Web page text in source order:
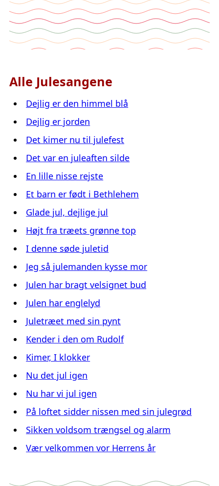
Alle Julesangene
Dejlig er den himmel blå
Dejlig er jorden
Det kimer nu til julefest
Det var en juleaften silde
En lille nisse rejste
Et barn er født i Bethlehem
Glade jul, dejlige jul
Højt fra træets grønne top
I denne søde juletid
Jeg så julemanden kysse mor
Julen har bragt velsignet bud
Julen har englelyd
Juletræet med sin pynt
Kender i den om Rudolf
Kimer, I klokker
Nu det jul igen
Nu har vi jul igen
På loftet sidder nissen med sin julegrød
Sikken voldsom trængsel og alarm
Vær velkommen vor Herrens år